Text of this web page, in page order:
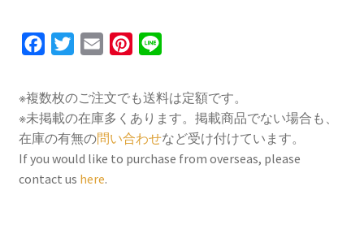
c
e
b
o
o
t
t
e
r
a
i
l
n
t
e
r
n
e
※複数枚のご注文でも送料は定額です。
※未掲載の在庫多くあります。掲載商品でない場合も、
在庫の有無の問い合わせなど受け付けています。
If you would like to purchase from overseas, please
contact us here.